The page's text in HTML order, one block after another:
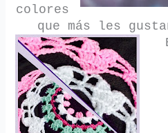
colores
que más les